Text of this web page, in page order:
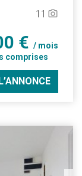
11 camera_alt
€ / mois
comprises